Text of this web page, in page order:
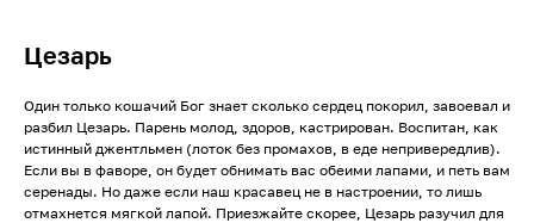
Цезарь
Один только кошачий Бог знает сколько сердец покорил, завоевал и
разбил Цезарь. Парень молод, здоров, кастрирован. Воспитан, как
истинный джентльмен (лоток без промахов, в еде непривередлив).
Если вы в фаворе, он будет обнимать вас обеими лапами, и петь вам
серенады. Но даже если наш красавец не в настроении, то лишь
отмахнется мягкой лапой. Приезжайте скорее, Цезарь разучил для